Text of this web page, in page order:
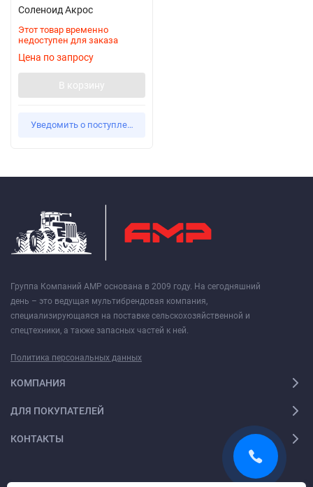
Соленоид Акрос
Этот товар временно
недоступен для заказа
Цена по запросу
В корзину
Уведомить о поступлении
Группа Компаний АМР основана в 2009 году. На сегодняшний
день – это ведущая мультибрендовая компания,
специализирующаяся на поставке сельскохозяйственной и
спецтехники, а также запасных частей к ней.
Политика персональных данных
КОМПАНИЯ
ДЛЯ ПОКУПАТЕЛЕЙ
КОНТАКТЫ